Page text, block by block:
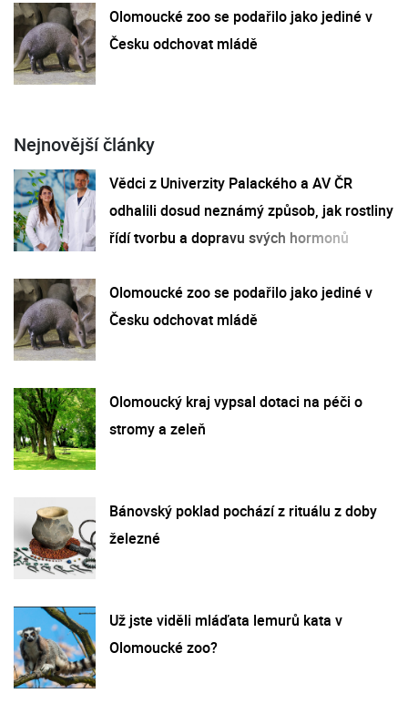
Olomoucké zoo se podařilo jako jediné v
Česku odchovat mládě
Nejnovější články
Vědci z Univerzity Palackého a AV ČR
odhalili dosud neznámý způsob, jak rostliny
řídí tvorbu a dopravu svých hormonů
Olomoucké zoo se podařilo jako jediné v
Česku odchovat mládě
Olomoucký kraj vypsal dotaci na péči o
stromy a zeleň
Bánovský poklad pochází z rituálu z doby
železné
Už jste viděli mláďata lemurů kata v
Olomoucké zoo?